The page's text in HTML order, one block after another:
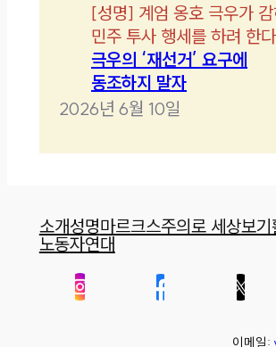
[성명] 계엄 옹호 극우가 감
민주 투사 행세를 하려 한다
극우의 ‘재선거’ 요구에
동조하지 말자
2026년 6월 10일
소개성명마르크스주의로 세상보기
노동자연대
이메일: